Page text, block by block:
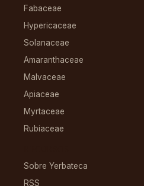
Fabaceae
Hypericaceae
Solanaceae
Amaranthaceae
Malvaceae
Apiaceae
Myrtaceae
Rubiaceae
Sobre Yerbateca
RSS